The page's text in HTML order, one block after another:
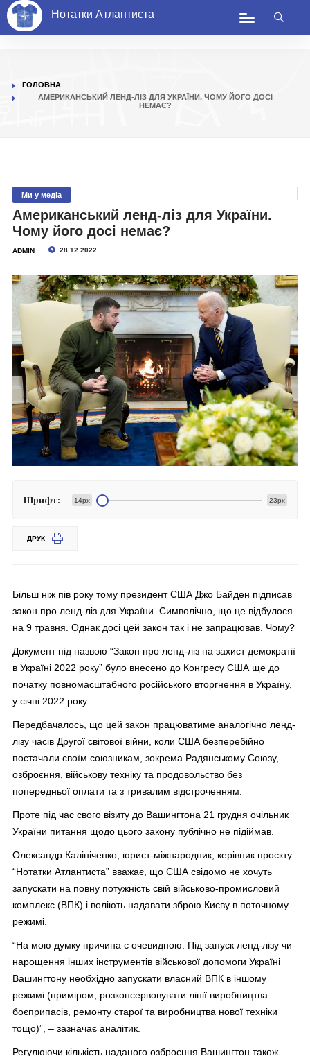
Нотатки Атлантиста
ГОЛОВНА
АМЕРИКАНСЬКИЙ ЛЕНД-ЛІЗ ДЛЯ УКРАЇНИ. ЧОМУ ЙОГО ДОСІ
НЕМАЄ?
Ми у медіа
Американський ленд-ліз для України.
Чому його досі немає?
ADMIN 28.12.2022
Шрифт: 14px 23px
ДРУК
Більш ніж пів року тому президент США Джо Байден підписав
закон про ленд-ліз для України. Символічно, що це відбулося
на 9 травня. Однак досі цей закон так і не запрацював. Чому?
Документ під назвою “Закон про ленд-ліз на захист демократії
в Україні 2022 року” було внесено до Конгресу США ще до
початку повномасштабного російського вторгнення в Україну,
у січні 2022 року.
Передбачалось, що цей закон працюватиме аналогічно ленд-
лізу часів Другої світової війни, коли США безперебійно
постачали своїм союзникам, зокрема Радянському Союзу,
озброєння, військову техніку та продовольство без
попередньої оплати та з тривалим відстроченням.
Проте під час свого візиту до Вашингтона 21 грудня очільник
України питання щодо цього закону публічно не підіймав.
Олександр Калініченко, юрист-міжнародник, керівник проєкту
“Нотатки Атлантиста” вважає, що США свідомо не хочуть
запускати на повну потужність свій військово-промисловий
комплекс (ВПК) і воліють надавати зброю Києву в поточному
режимі.
“На мою думку причина є очевидною: Під запуск ленд-лізу чи
нарощення інших інструментів військової допомоги Україні
Вашингтону необхідно запускати власний ВПК в іншому
режимі (приміром, розконсервовувати лінії виробництва
боєприпасів, ремонту старої та виробництва нової техніки
тощо)”, – зазначає аналітик.
Регулюючи кількість наданого озброєння Вашингтон також